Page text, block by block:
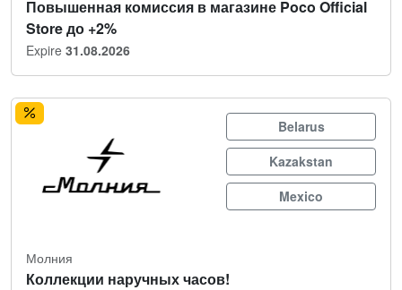
Повышенная комиссия в магазине Poco Official
Store до +2%
Expire 31.08.2026
Belarus
Kazakstan
Mexico
Молния
Коллекции наручных часов!